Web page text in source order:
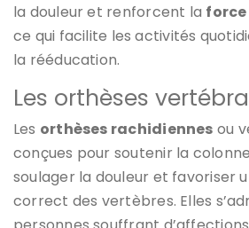
la douleur et renforcent la force
ce qui facilite les activités
la rééducation.
Les orthèses
Les orthèses rachidiennes ou
conçues pour soutenir la
soulager la douleur et favoriser
correct des vertèbres. Elles